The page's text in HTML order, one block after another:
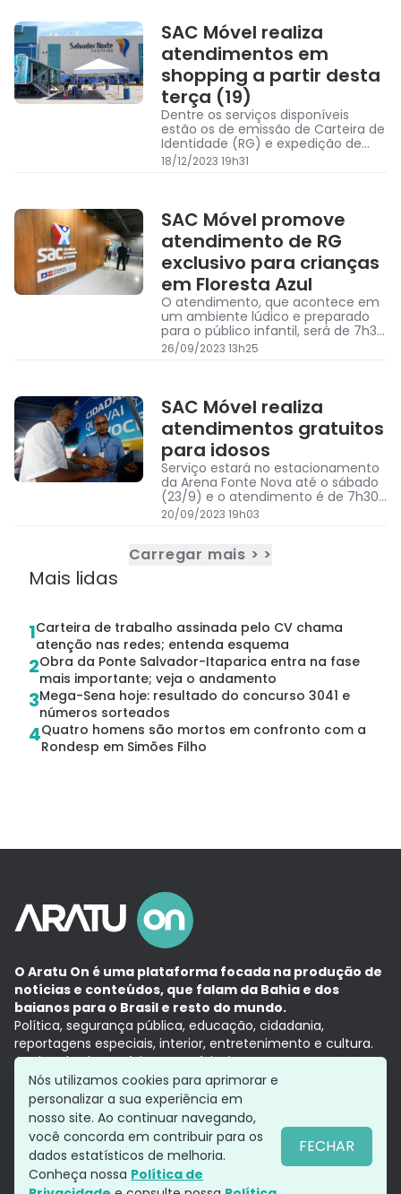
SAC Móvel realiza
atendimentos em
shopping a partir desta
terça (19)
Dentre os serviços disponíveis
estão os de emissão de Carteira de
Identidade (RG) e expedição de
Certidão de Antecedentes
Criminais
18/12/2023 19h31
SAC Móvel promove
atendimento de RG
exclusivo para crianças
em Floresta Azul
O atendimento, que acontece em
um ambiente lúdico e preparado
para o público infantil, será de 7h30
às 17h, por ordem de chegada
26/09/2023 13h25
SAC Móvel realiza
atendimentos gratuitos
para idosos
Serviço estará no estacionamento
da Arena Fonte Nova até o sábado
(23/9) e o atendimento é de 7h30
às 17h
20/09/2023 19h03
Carregar mais > >
Mais lidas
1Carteira de trabalho assinada pelo CV chama
atenção nas redes; entenda esquema
2Obra da Ponte Salvador-Itaparica entra na fase
mais importante; veja o andamento
3Mega-Sena hoje: resultado do concurso 3041 e
números sorteados
4Quatro homens são mortos em confronto com a
Rondesp em Simões Filho
O Aratu On é uma plataforma focada na produção de
notícias e conteúdos, que falam da Bahia e dos
baianos para o Brasil e resto do mundo.
Política, segurança pública, educação, cidadania,
reportagens especiais, interior, entretenimento e cultura.
Aqui, tudo vira notícia e a notícia é no tempo presente,
com a credibilidade do Grupo Aratu.
Grupo Aratu
Política de privacidade
Siga-nos
Nós utilizamos cookies para aprimorar e
personalizar a sua experiência em
nosso site. Ao continuar navegando,
você concorda em contribuir para os
dados estatísticos de melhoria.
Conheça nossa Política de
FECHAR